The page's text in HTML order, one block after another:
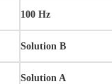
100 Hz
Solution B
Solution A